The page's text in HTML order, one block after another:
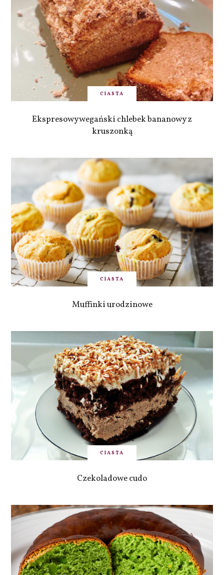
CIASTA
Ekspresowy wegański chlebek bananowy z
kruszonką
CIASTA
Muffinki urodzinowe
CIASTA
Czekoladowe cudo